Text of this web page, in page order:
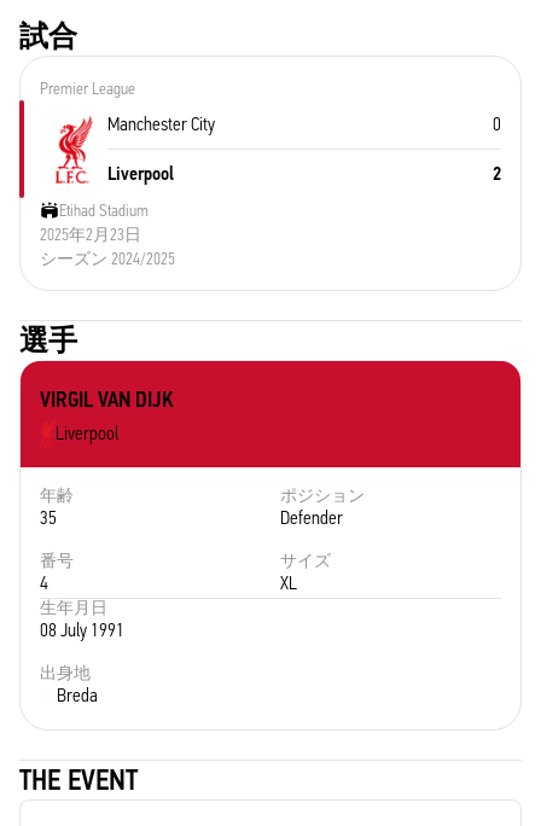
試合
Premier League
Manchester City 0
Liverpool 2
Etihad Stadium
2025年2月23日
シーズン 2024/2025
選手
VIRGIL VAN DIJK
Liverpool
年齢
35
ポジション
Defender
番号
4
サイズ
XL
生年月日
08 July 1991
出身地
Breda
THE EVENT